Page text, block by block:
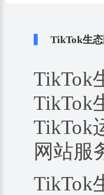
TikTok生
TikTok
TikTok
TikTok
网站服
TikTok